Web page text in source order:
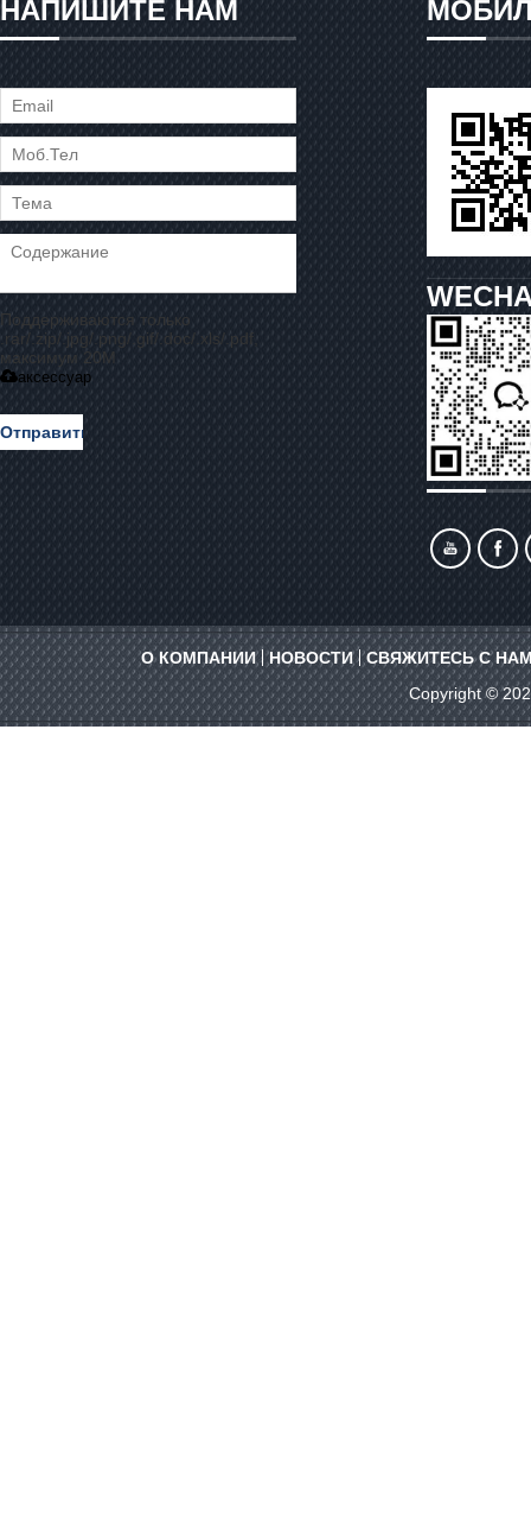
НАПИШИТЕ НАМ
Поддерживаются только
.rar/.zip/.jpg/.png/.gif/.doc/.xls/.pdf,
максимум 20M
аксессуар
Отправить
Сообщение
О КОМПАНИИ НОВОСТИ
СВЯЖИТЕСЬ С
Copyright ©